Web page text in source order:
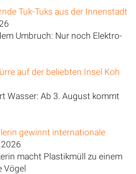
Tuk-Tuks aus der Innenstadt
Umbruch: Nur noch Elektro-
auf der beliebten Insel Koh
Wasser: Ab 3. August kommt
gewinnt internationale
macht Plastikmüll zu einem
Vögel